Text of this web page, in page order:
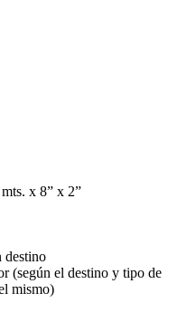
x 8” x 2”
destino
(según el destino y tipo de
mismo)